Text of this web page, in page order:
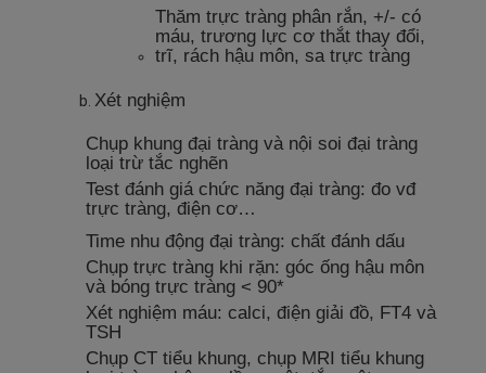
Thăm trực tràng phân rắn, +/- có
máu, trương lực cơ thắt thay đổi,
trĩ, rách hậu môn, sa trực tràng
Xét nghiệm
Chụp khung đại tràng và nội soi đại tràng
loại trừ tắc nghẽn
Test đánh giá chức năng đại tràng: đo vđ
trực tràng, điện cơ…
Time nhu động đại tràng: chất đánh dấu
Chụp trực tràng khi rặn: góc ống hậu môn
và bóng trực tràng < 90*
Xét nghiệm máu: calci, điện giải đồ, FT4 và
TSH
Chụp CT tiểu khung, chụp MRI tiểu khung